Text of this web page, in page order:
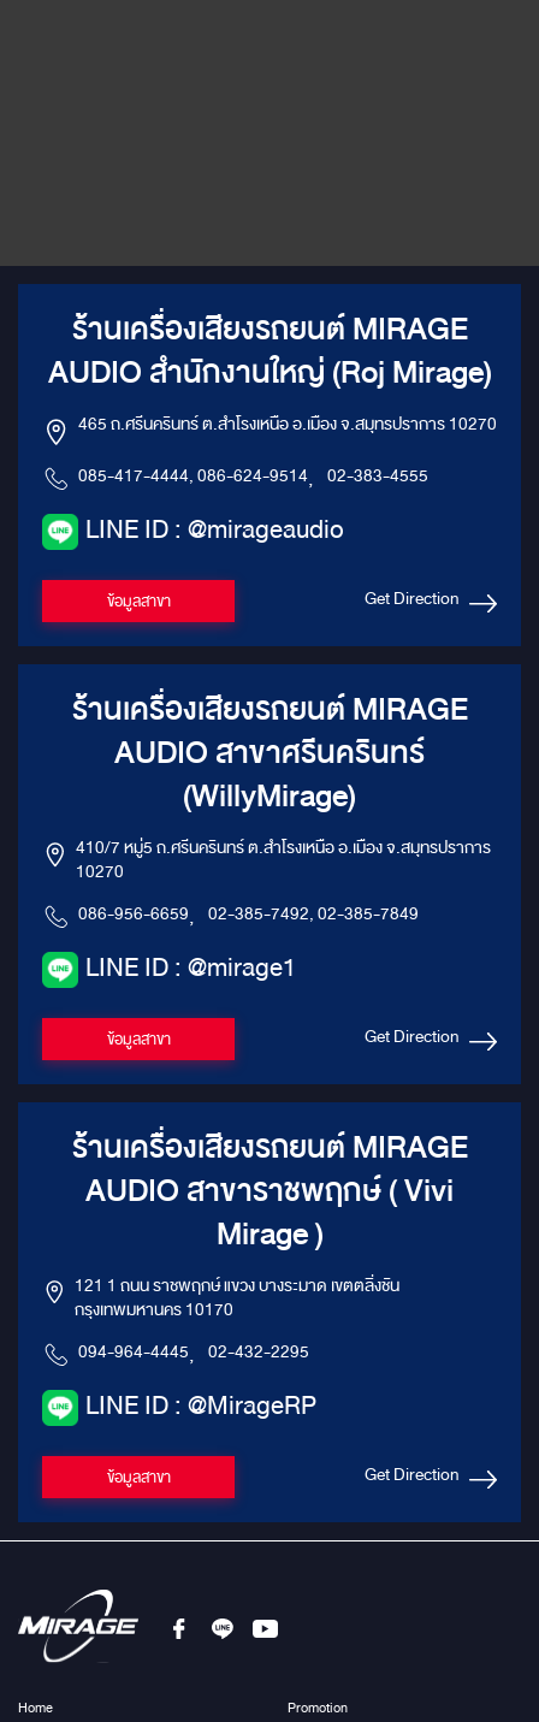
ร้านเครื่องเสียงรถยนต์ MIRAGE
AUDIO สำนักงานใหญ่ (Roj Mirage)
465 ถ.ศรีนครินทร์ ต.สำโรงเหนือ อ.เมือง จ.สมุทรปราการ 10270
085-417-4444, 086-624-9514, 02-383-4555
LINE ID : @mirageaudio
ข้อมูลสาขา Get Direction
ร้านเครื่องเสียงรถยนต์ MIRAGE
AUDIO สาขาศรีนครินทร์
(WillyMirage)
410/7 หมู่5 ถ.ศรีนครินทร์ ต.สำโรงเหนือ อ.เมือง จ.สมุทรปราการ
10270
086-956-6659, 02-385-7492, 02-385-7849
LINE ID : @mirage1
ข้อมูลสาขา Get Direction
ร้านเครื่องเสียงรถยนต์ MIRAGE
AUDIO สาขาราชพฤกษ์ ( Vivi
Mirage )
121 1 ถนน ราชพฤกษ์ แขวง บางระมาด เขตตลิ่งชัน
กรุงเทพมหานคร 10170
094-964-4445, 02-432-2295
LINE ID : @MirageRP
ข้อมูลสาขา Get Direction
Home Promotion